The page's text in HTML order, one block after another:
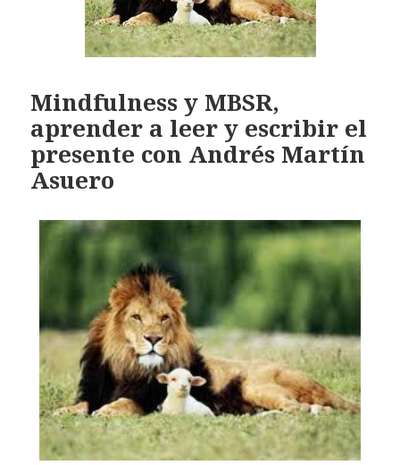
Mindfulness y MBSR,
aprender a leer y escribir el
presente con Andrés Martín
Asuero